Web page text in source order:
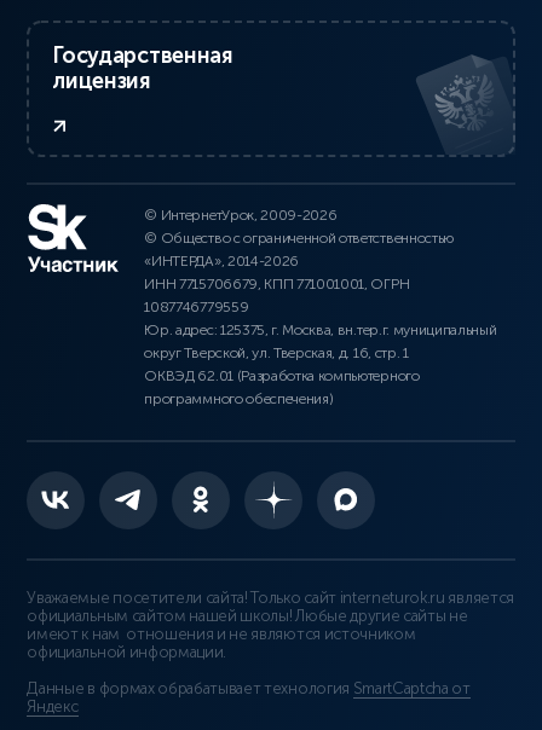
Государственная
лицензия
© ИнтернетУрок, 2009-2026
© Общество с ограниченной ответственностью
«ИНТЕРДА», 2014-2026
ИНН 7715706679, КПП 771001001, ОГРН
1087746779559
Юр. адрес: 125375, г. Москва, вн.тер.г. муниципальный
округ Тверской, ул. Тверская, д. 16, стр. 1
ОКВЭД 62.01 (Разработка компьютерного
программного обеспечения)
Уважаемые посетители сайта! Только сайт interneturok.ru является
официальным сайтом нашей школы! Любые другие сайты не
имеют к нам отношения и не являются источником
официальной информации.
Данные в формах обрабатывает технология SmartCaptcha от
Яндекс